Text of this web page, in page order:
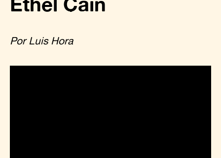
Por Luis Hora